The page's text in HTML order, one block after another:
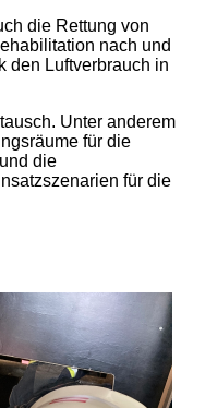
die Rettung von
nach und
den Luftverbrauch in
Unter anderem
für die
die
für die